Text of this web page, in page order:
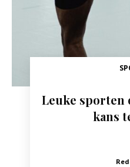
Leuke sporten
kans